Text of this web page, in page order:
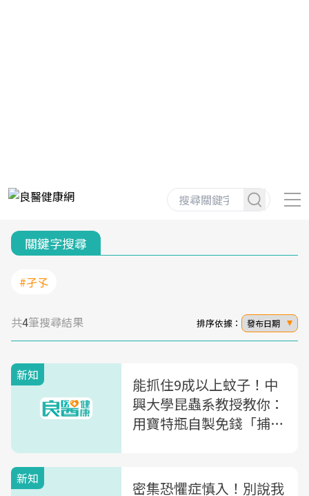
關鍵字搜尋
#孑孓
共4筆搜尋結果 排序依據： 發布日期
新知
能抓住9成以上蚊子！中
興大學昆蟲系教授教你：
用寶特瓶自製免錢「捕蚊
新知
密集恐懼症慎入！別說我